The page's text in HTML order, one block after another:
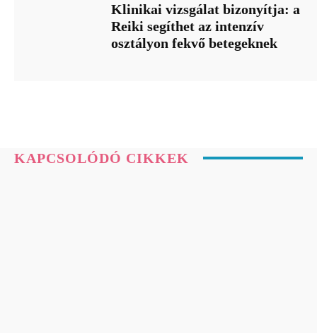
Klinikai vizsgálat bizonyítja: a
Reiki segíthet az intenzív
osztályon fekvő betegeknek
KAPCSOLÓDÓ CIKKEK